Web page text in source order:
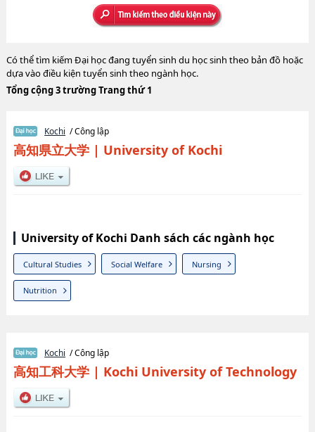
Có thể tìm kiếm Đại học đang tuyển sinh du học sinh theo bản đồ hoặc
dựa vào điều kiện tuyển sinh theo ngành học.
Tổng cộng 3 trường Trang thứ 1
Kochi / Công lập
高知県立大学| University of Kochi
University of Kochi Danh sách các ngành học
Cultural Studies Social Welfare Nursing
Nutrition
Kochi / Công lập
高知工科大学| Kochi University of Technology